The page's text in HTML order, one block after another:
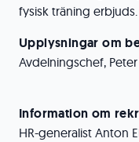
fysisk träning erbjuds.
Upplysningar om
Avdelningschef,
Information om
HR-generalist Anton